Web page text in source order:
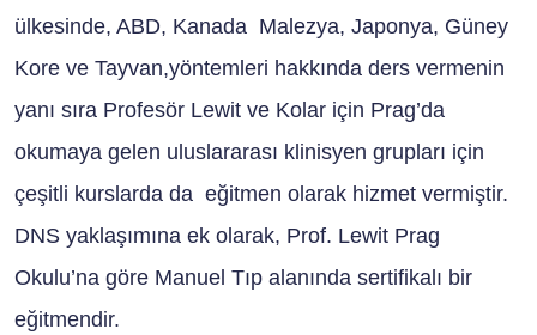
ülkesinde, ABD, Kanada Malezya, Japonya, Güney
Kore ve Tayvan,yöntemleri hakkında ders vermenin
yanı sıra Profesör Lewit ve Kolar için Prag’da
okumaya gelen uluslararası klinisyen grupları için
çeşitli kurslarda da eğitmen olarak hizmet vermiştir.
DNS yaklaşımına ek olarak, Prof. Lewit Prag
Okulu’na göre Manuel Tıp alanında sertifikalı bir
eğitmendir.